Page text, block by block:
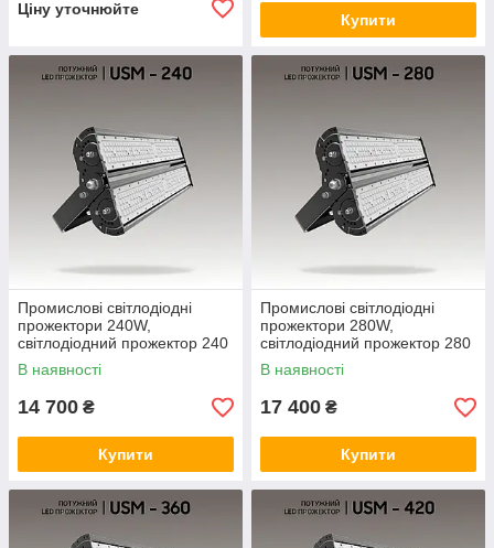
Ціну уточнюйте
Купити
Промислові світлодіодні
прожектори 240W,
світлодіодний прожектор 240
Вт. Промислові світильники
В наявності
14 700 ₴
Купити
Промислові світлодіодні
прожектори 280W,
світлодіодний прожектор 280
Вт. Led світильники
промислові.
В наявності
17 400 ₴
Купити